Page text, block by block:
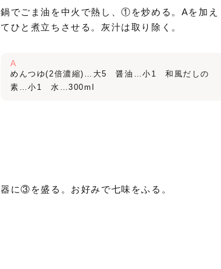
鍋でごま油を中火で熱し、①を炒める。Aを加え
てひと煮立ちさせる。灰汁は取り除く。
A
めんつゆ(2倍濃縮)…大5 醤油…小1 和風だしの
素…小1 水…300ml
器に③を盛る。お好みで七味をふる。